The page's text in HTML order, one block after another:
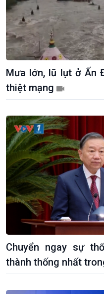
Mưa lớn, lũ lụt ở Ấn
thiệt mạng
Chuyển ngay sự
thành thống nhất